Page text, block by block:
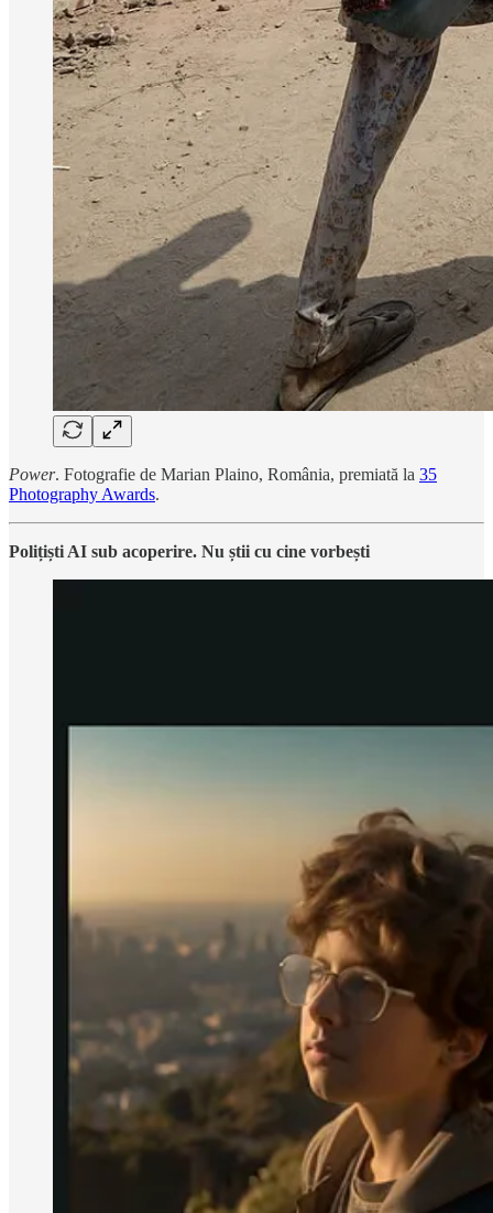
Power. Fotografie de Marian Plaino, România, premiată la 35
Photography Awards.
Polițiști AI sub acoperire. Nu știi cu cine vorbești